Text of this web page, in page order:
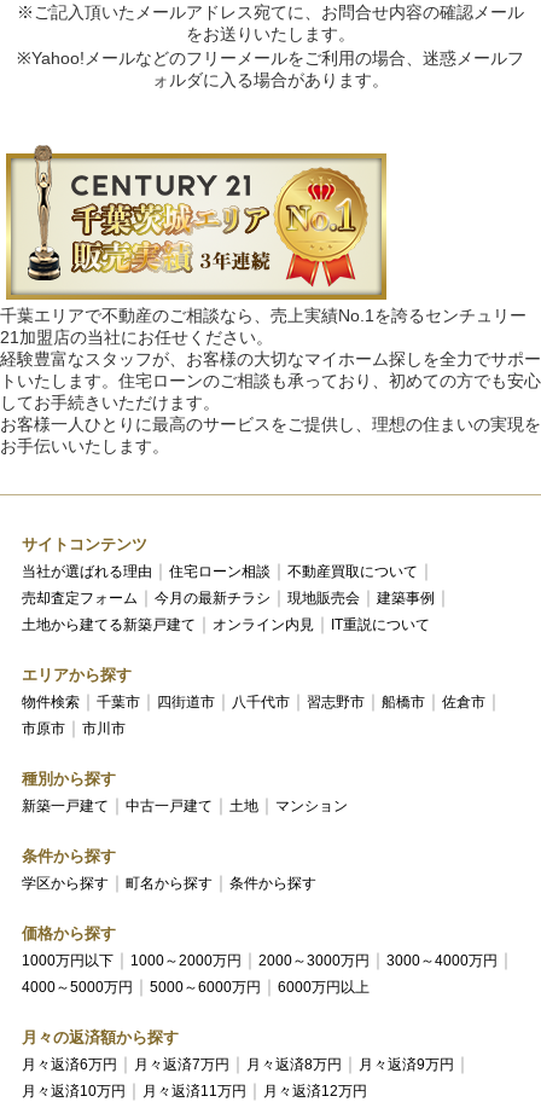
※ご記入頂いたメールアドレス宛てに、お問合せ内容の確認メール
をお送りいたします。
※Yahoo!メールなどのフリーメールをご利用の場合、迷惑メールフ
ォルダに入る場合があります。
千葉エリアで不動産のご相談なら、売上実績No.1を誇るセンチュリー
21加盟店の当社にお任せください。
経験豊富なスタッフが、お客様の大切なマイホーム探しを全力でサポー
トいたします。住宅ローンのご相談も承っており、初めての方でも安心
してお手続きいただけます。
お客様一人ひとりに最高のサービスをご提供し、理想の住まいの実現を
お手伝いいたします。
サイトコンテンツ
当社が選ばれる理由 住宅ローン相談
不動産買取について
売却査定フォーム
今月の最新チラシ 現地販売会
建築事例
土地から建てる新築戸建て
オンライン内見 IT重説について
エリアから探す
物件検索 千葉市 四街道市 八千代市 習志野市 船橋市
佐倉市
市原市
市川市
種別から探す
新築一戸建て 中古一戸建て 土地 マンション
条件から探す
学区から探す 町名から探す 条件から探す
価格から探す
1000万円以下 1000～2000万円 2000～3000万円
3000～4000万円
4000～5000万円
5000～6000万円 6000万円以上
月々の返済額から探す
月々返済6万円 月々返済7万円 月々返済8万円
月々返済9万円
月々返済10万円
月々返済11万円 月々返済12万円